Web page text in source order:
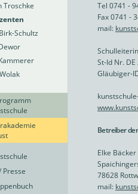
Troschke
Schultz
Presse
Tel 0741 -
Fax 0741 -
mail:
St-Id Nr.
Gläubiger-
Betreiber
Elke Bäcker
78628
mail: